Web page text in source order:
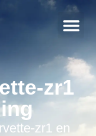
zr1
zr1 en